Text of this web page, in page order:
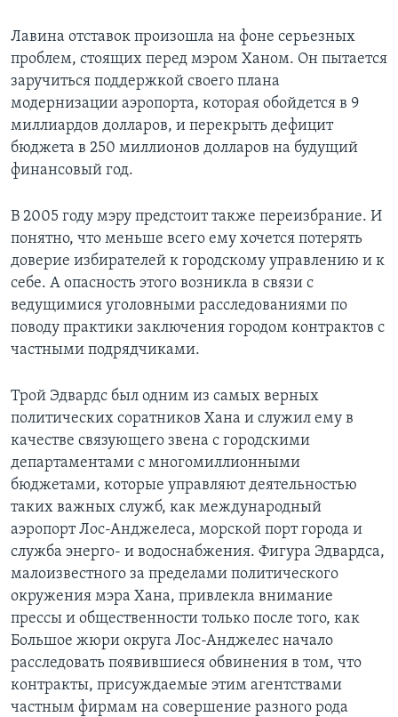
Лавина отставок произошла на фоне серьезных
проблем, стоящих перед мэром Ханом. Он пытается
заручиться поддержкой своего плана
модернизации аэропорта, которая обойдется в 9
миллиардов долларов, и перекрыть дефицит
бюджета в 250 миллионов долларов на будущий
финансовый год.
В 2005 году мэру предстоит также переизбрание. И
понятно, что меньше всего ему хочется потерять
доверие избирателей к городскому управлению и к
себе. А опасность этого возникла в связи с
ведущимися уголовными расследованиями по
поводу практики заключения городом контрактов с
частными подрядчиками.
Трой Эдвардс был одним из самых верных
политических соратников Хана и служил ему в
качестве связующего звена с городскими
департаментами с многомиллионными
бюджетами, которые управляют деятельностью
таких важных служб, как международный
аэропорт Лос-Анджелеса, морской порт города и
служба энерго- и водоснабжения. Фигура Эдвардса,
малоизвестного за пределами политического
окружения мэра Хана, привлекла внимание
прессы и общественности только после того, как
Большое жюри округа Лос-Анджелес начало
расследовать появившиеся обвинения в том, что
контракты, присуждаемые этим агентствами
частным фирмам на совершение разного рода